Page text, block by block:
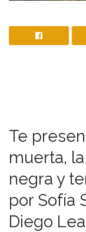
Te
muerta,
negra y
por Sofía
Diego